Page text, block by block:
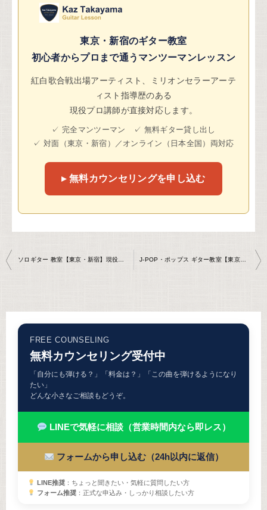
東京・新宿のギター教室
初心者からプロまで通うマンツーマンレッスン
紅白歌合戦出場アーティスト、ミリオンセラーアーテ
ィスト指導歴のある
現役プロ講師が直接対応します。
✓ 完全マンツーマン ✓ 無料ギター貸し出し
✓ 対面（東京・新宿）／オンライン（日本全国）両対応
▸ 無料カウンセリングを申し込む
投
ビ
ソロギター 教室【東京・新宿】現役プロ講師のマンツーマン｜挫折しない完全ガイド J-POP・ポップス ギター教室【東京・新宿】邦楽の弾き方｜現役プロが個別指導
FREE COUNSELING
無料カウンセリング受付中
「自分にも弾ける？」「料金は？」「この曲を弾けるようになり
たい」
どんな小さなご相談もどうぞ。
LINEで気軽に相談（営業時間内なら即レス）
フォームから申し込む（24h以内に返信）
LINE推奨：ちょっと聞きたい・気軽に質問したい方
フォーム推奨：正式な申込み・しっかり相談したい方